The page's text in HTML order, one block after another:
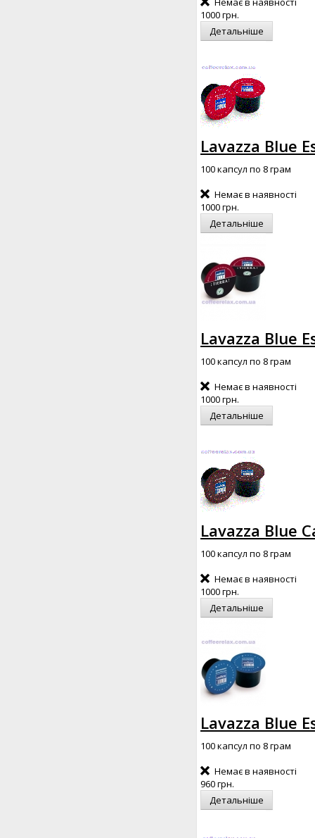
1000 грн.
Детальніше
Lavazza Blue
100 капсул по 8 грам
Немає в наявності
1000 грн.
Детальніше
Lavazza Blue
100 капсул по 8 грам
Немає в наявності
1000 грн.
Детальніше
Lavazza Blue
100 капсул по 8 грам
Немає в наявності
1000 грн.
Детальніше
Lavazza Blue
100 капсул по 8 грам
Немає в наявності
960 грн.
Детальніше